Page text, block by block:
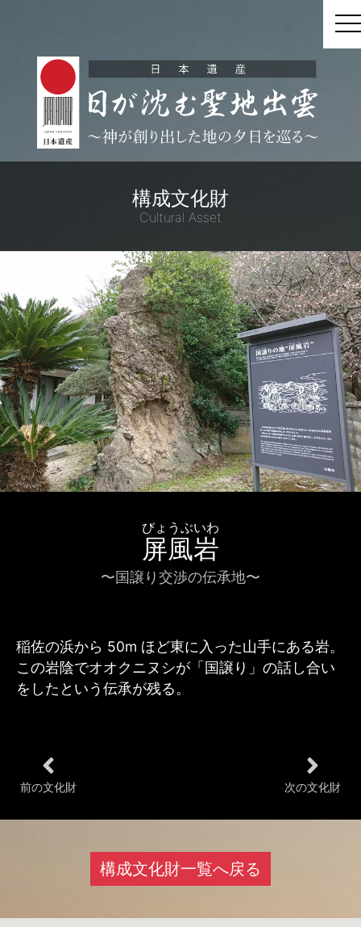
構成文化財
Cultural Asset
屏風岩
びょうぶいわ
〜国譲り交渉の伝承地〜
稲佐の浜から 50m ほど東に入った山手にある岩。
この岩陰でオオクニヌシが「国譲り」の話し合い
をしたという伝承が残る。
前の文化財 次の文化財
構成文化財一覧へ戻る